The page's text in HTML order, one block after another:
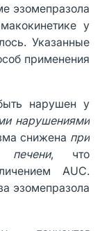
эзомепразола
у
Указанные
применения
нарушен у
нарушениями
снижена при
, что
AUC.
эзомепразола